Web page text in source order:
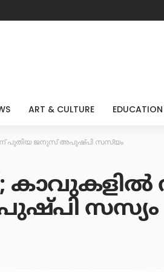
ART & CULTURE EDUCATION
പുതിയ ജനുസ് അപുഷ്പി സസ്യം
സസ്യം